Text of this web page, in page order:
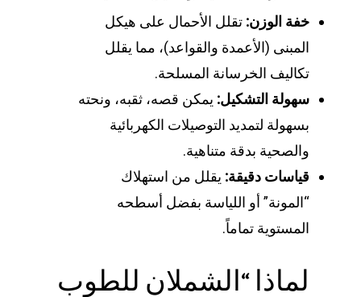
خفة الوزن: تقلل الأحمال على هيكل
المبنى (الأعمدة والقواعد)، مما يقلل
تكاليف الخرسانة المسلحة.
سهولة التشكيل: يمكن قصه، ثقبه، ونحته
بسهولة لتمديد التوصيلات الكهربائية
والصحية بدقة متناهية.
قياسات دقيقة: يقلل من استهلاك
“المونة” أو اللياسة بفضل أسطحه
المستوية تماماً.
لماذا “الشملان للطوب